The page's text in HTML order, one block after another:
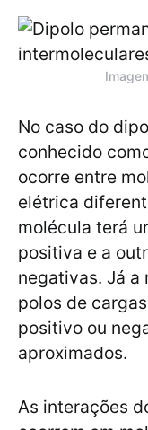
No caso do
conhecido
ocorre entre
elétrica
molécula terá
positiva e a
negativas. Já a
polos de
positivo ou
aproximados.
As interações